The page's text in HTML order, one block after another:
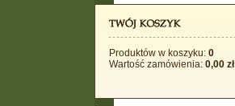
Produktów w koszyku: 0
Wartość zamówienia: 0,00 zł